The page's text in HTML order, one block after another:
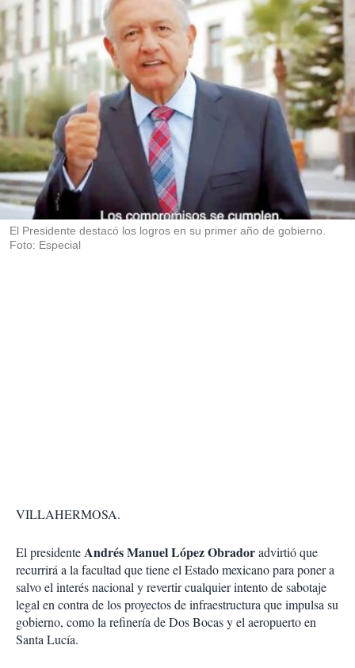
s
d
c
o
m
p
a
r
t
i
El Presidente destacó los logros en su primer año de gobierno.
Foto: Especial
VILLAHERMOSA.
El presidenteAndrés Manuel López Obradoradvirtió que
recurrirá a la facultad que tiene el Estado mexicano para poner a
salvo el interés nacional y revertir cualquier intento de sabotaje
legal en contra de los proyectos de infraestructura que impulsa su
gobierno, como la refinería de Dos Bocas y el aeropuerto en
Santa Lucía.